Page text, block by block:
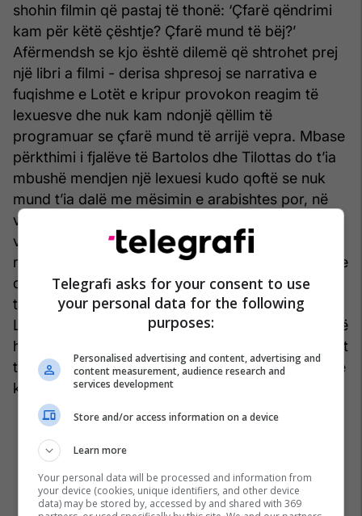
shohin filmin që pastaj të thonë: ‘Çfarë qëndrimi
kam për këtë çështje? Çfarë mund të bëj?’
Afërmendsh se kjo është dilemë që shtrohet prej
një libri a filmi - derisa shpresoj se narrativa e
fuqishme e Lotët e kripur provokon reagim të
lexuesve dhe nuk kam ndonjë qëllim të
programuar se çfarë mund të arrijë vepra. Mbase
përkthimi i fjalëve të Bartolos dhe Tilottas do t’ia
mbushë mendjen një lexuesi kudo qoftë se nuk
mund t’ia dalë me mësimin e arabishtes por, në
vend të kësaj, t’i bashkohet ndonjë grupi
vullnetarësh e refugjatësh, ose edhe të gjejë
ndonjë shteg praktik ku mund të ndihmojë. Mbase
do ta ndryshojë mendjen e disa lexuesve dhe do
ta përndritë atë të disa të tjerëve. Por edhe nëse
Lotët e kripur nuk i nxit drejtpërdrejt lexuesit që të
hidhen në aksion, zëri i Bartolos mund të dëgjohet
tani edhe me përkthimin e veprës në anglisht, dhe
kjo nuk është pak punë. /Revista “Akademia”/
Telegrafi asks for your consent to use
your personal data for the following
purposes:
Personalised advertising and content, advertising and
content measurement, audience research and
services development
Store and/or access information on a device
Learn more
Your personal data will be processed and information from
your device (cookies, unique identifiers, and other device
data) may be stored by, accessed by and shared with 369